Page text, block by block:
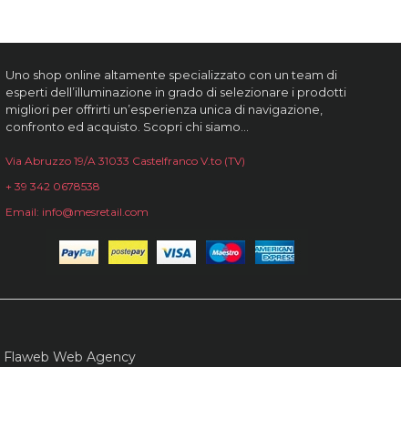
Uno shop online altamente specializzato con un team di
esperti dell’illuminazione in grado di selezionare i prodotti
migliori per offrirti un’esperienza unica di navigazione,
confronto ed acquisto. Scopri chi siamo…
Via Abruzzo 19/A 31033 Castelfranco V.to (TV)
+ 39 342 0678538
Email: info@mesretail.com
Flaweb Web Agency